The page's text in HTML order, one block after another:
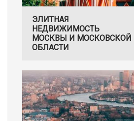
ЭЛИТНАЯ
НЕДВИЖИМОСТЬ
МОСКВЫ И МОСКОВСКОЙ
ОБЛАСТИ